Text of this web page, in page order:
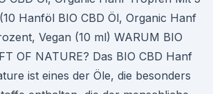
Hanföl BIO CBD Öl, Organic Hanf
Vegan (10 ml) WARUM BIO
OF NATURE? Das BIO CBD Hanf
ist eines der Öle, die besonders